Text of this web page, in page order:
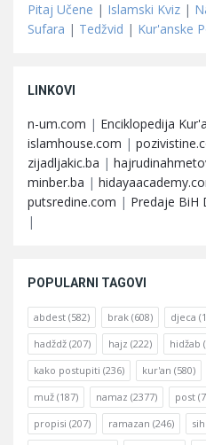
Pitaj Učene | Islamski Kviz |
Sufara | Tedžvid | Kur'anske
LINKOVI
n-um.com | Enciklopedija
islamhouse.com |
zijadljakic.ba |
minber.ba |
putsredine.com | Predaje BiH
|
POPULARNI TAGOVI
abdest (582) brak (608) djeca
hadždž (207) hajz (222) hidžab
kako postupiti (236) kur'an (580)
muž (187) namaz (2377) post
propisi (207) ramazan (246)